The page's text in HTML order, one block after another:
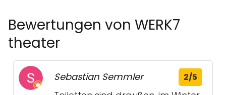
Bewertungen von WERK7
theater
Sebastian Semmler 2/5